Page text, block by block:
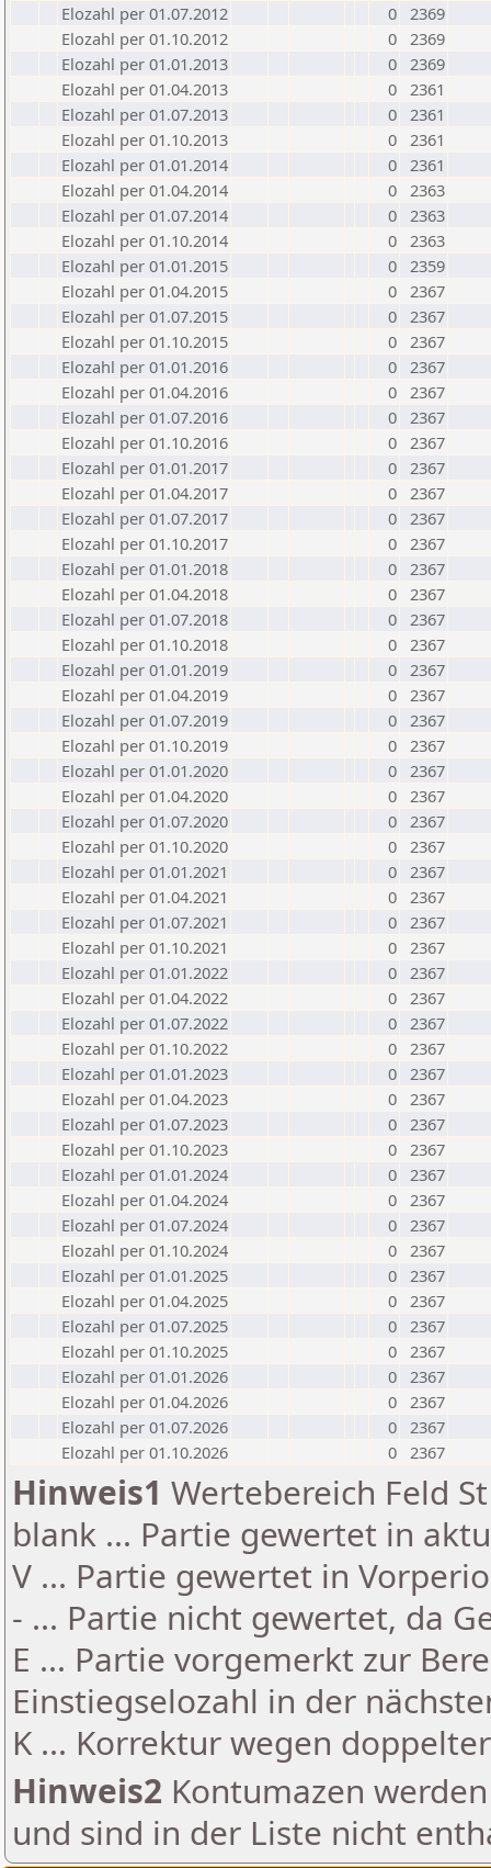
Elozahl per 01.07.2012
0 2369
Elozahl per 01.10.2012
0 2369
Elozahl per 01.01.2013
0 2369
Elozahl per 01.04.2013
0 2361
Elozahl per 01.07.2013
0 2361
Elozahl per 01.10.2013
0 2361
Elozahl per 01.01.2014
0 2361
Elozahl per 01.04.2014
0 2363
Elozahl per 01.07.2014
0 2363
Elozahl per 01.10.2014
0 2363
Elozahl per 01.01.2015
0 2359
Elozahl per 01.04.2015
0 2367
Elozahl per 01.07.2015
0 2367
Elozahl per 01.10.2015
0 2367
Elozahl per 01.01.2016
0 2367
Elozahl per 01.04.2016
0 2367
Elozahl per 01.07.2016
0 2367
Elozahl per 01.10.2016
0 2367
Elozahl per 01.01.2017
0 2367
Elozahl per 01.04.2017
0 2367
Elozahl per 01.07.2017
0 2367
Elozahl per 01.10.2017
0 2367
Elozahl per 01.01.2018
0 2367
Elozahl per 01.04.2018
0 2367
Elozahl per 01.07.2018
0 2367
Elozahl per 01.10.2018
0 2367
Elozahl per 01.01.2019
0 2367
Elozahl per 01.04.2019
0 2367
Elozahl per 01.07.2019
0 2367
Elozahl per 01.10.2019
0 2367
Elozahl per 01.01.2020
0 2367
Elozahl per 01.04.2020
0 2367
Elozahl per 01.07.2020
0 2367
Elozahl per 01.10.2020
0 2367
Elozahl per 01.01.2021
0 2367
Elozahl per 01.04.2021
0 2367
Elozahl per 01.07.2021
0 2367
Elozahl per 01.10.2021
0 2367
Elozahl per 01.01.2022
0 2367
Elozahl per 01.04.2022
0 2367
Elozahl per 01.07.2022
0 2367
Elozahl per 01.10.2022
0 2367
Elozahl per 01.01.2023
0 2367
Elozahl per 01.04.2023
0 2367
Elozahl per 01.07.2023
0 2367
Elozahl per 01.10.2023
0 2367
Elozahl per 01.01.2024
0 2367
Elozahl per 01.04.2024
0 2367
Elozahl per 01.07.2024
0 2367
Elozahl per 01.10.2024
0 2367
Elozahl per 01.01.2025
0 2367
Elozahl per 01.04.2025
0 2367
Elozahl per 01.07.2025
0 2367
Elozahl per 01.10.2025
0 2367
Elozahl per 01.01.2026
0 2367
Elozahl per 01.04.2026
0 2367
Elozahl per 01.07.2026
0 2367
Elozahl per 01.10.2026
0 2367
Hinweis1 Wertebereich Feld
blank ... Partie gewertet in
V ... Partie gewertet in
- ... Partie nicht gewertet, da
E ... Partie vorgemerkt zur
Einstiegselozahl in der
K ... Korrektur wegen
Hinweis2 Kontumazen
und sind in der Liste nicht